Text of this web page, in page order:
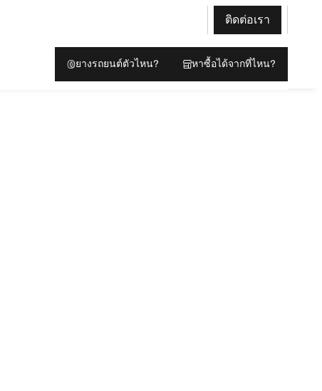
ติดต่อเรา
ยางรถยนต์ตัวไหน? หาซื้อได้จากที่ไหน?